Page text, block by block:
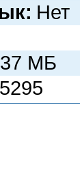
Нет
МБ